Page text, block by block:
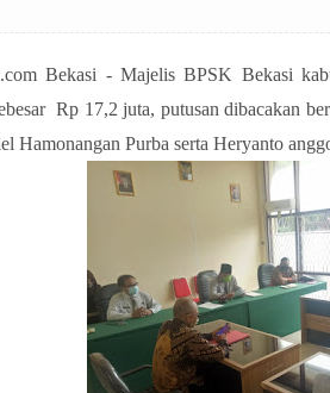
Bekasi - Majelis BPSK Bekasi
Rp 17,2 juta, putusan dibacakan
Hamonangan Purba serta Heryanto